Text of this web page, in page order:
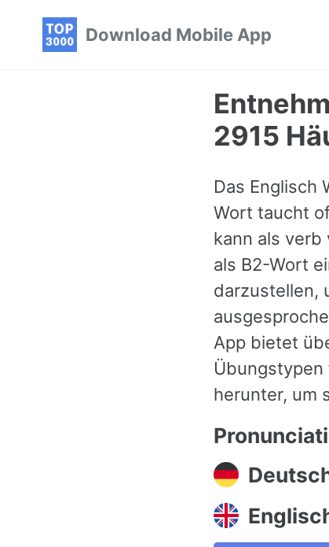
Download Mobile App
2915
Das Englisch
Wort taucht
kann als
als B2-Wort
darzustellen,
App bietet
herunter, um